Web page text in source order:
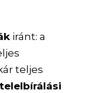
iránt: a
teljes